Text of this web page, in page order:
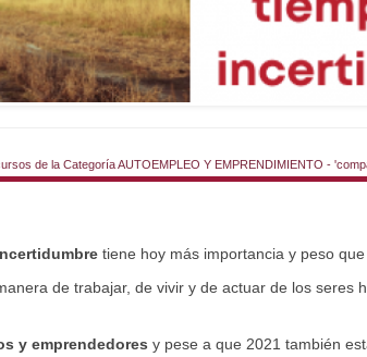
de la Categoría AUTOEMPLEO Y EMPRENDIMIENTO -
tiene hoy más importancia y peso
de trabajar, de vivir y de actuar de los seres
y emprendedores y pese a que 2021 también